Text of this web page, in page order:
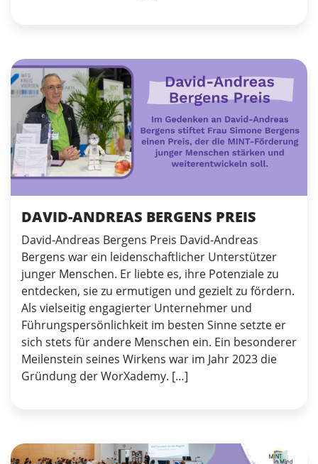
DAVID-ANDREAS BERGENS PREIS
David-Andreas Bergens Preis David-Andreas
Bergens war ein leidenschaftlicher Unterstützer
junger Menschen. Er liebte es, ihre Potenziale zu
entdecken, sie zu ermutigen und gezielt zu fördern.
Als vielseitig engagierter Unternehmer und
Führungspersönlichkeit im besten Sinne setzte er
sich stets für andere Menschen ein. Ein besonderer
Meilenstein seines Wirkens war im Jahr 2023 die
Gründung der WorXademy. […]